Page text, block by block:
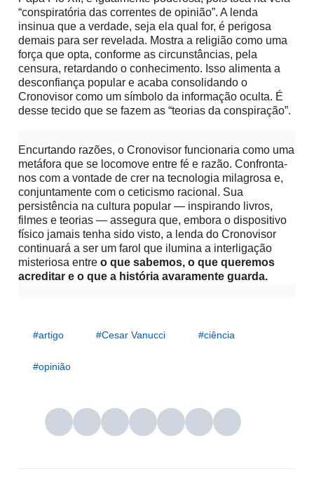
“conspiratória das correntes de opinião”. A lenda
insinua que a verdade, seja ela qual for, é perigosa
demais para ser revelada. Mostra a religião como uma
força que opta, conforme as circunstâncias, pela
censura, retardando o conhecimento. Isso alimenta a
desconfiança popular e acaba consolidando o
Cronovisor como um símbolo da informação oculta. É
desse tecido que se fazem as “teorias da conspiração”.
​Encurtando razões, o Cronovisor funcionaria como uma
metáfora que se locomove entre fé e razão. Confronta-
nos com a vontade de crer na tecnologia milagrosa e,
conjuntamente com o ceticismo racional. Sua
persistência na cultura popular — inspirando livros,
filmes e teorias — assegura que, embora o dispositivo
físico jamais tenha sido visto, a lenda do Cronovisor
continuará a ser um farol que ilumina a interligação
misteriosa entre o que sabemos, o que queremos
acreditar e o que a história avaramente guarda.
#artigo #Cesar Vanucci #ciência
#opinião